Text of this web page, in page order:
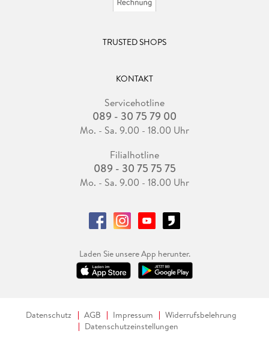
TRUSTED SHOPS
KONTAKT
Servicehotline
089 - 30 75 79 00
Mo. - Sa. 9.00 - 18.00 Uhr
Filialhotline
089 - 30 75 75 75
Mo. - Sa. 9.00 - 18.00 Uhr
Laden Sie unsere App herunter.
Datenschutz AGB Impressum
Widerrufsbelehrung
Datenschutzeinstellungen